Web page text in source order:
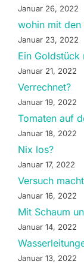
Januar 26, 2022
wohin mit den
Januar 23, 2022
Ein Goldstück
Januar 21, 2022
Verrechnet?
Januar 19, 2022
Tomaten auf
Januar 18, 2022
Nix los?
Januar 17, 2022
Versuch
Januar 16, 2022
Mit Schaum
Januar 14, 2022
Januar 13, 2022